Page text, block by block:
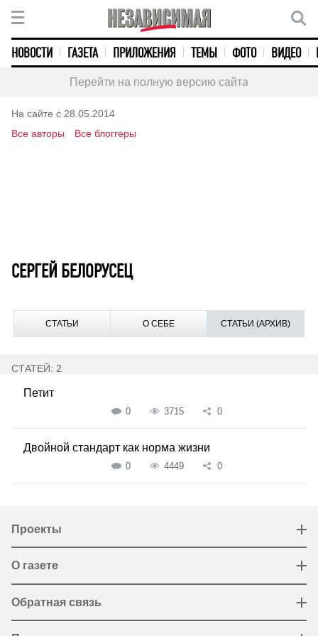
НОВОСТИ ГАЗЕТА ПРИЛОЖЕНИЯ ТЕМЫ ФОТО ВИДЕО
Перейти на полную версию сайта
На сайте с 28.05.2014
Все авторы
Все блоггеры
СЕРГЕЙ БЕЛОРУСЕЦ
СТАТЬИ О СЕБЕ СТАТЬИ (АРХИВ)
СТАТЕЙ: 2
Петит
0 3715 0
Двойной стандарт как норма жизни
0 4449 0
Проекты
О газете
Обратная связь